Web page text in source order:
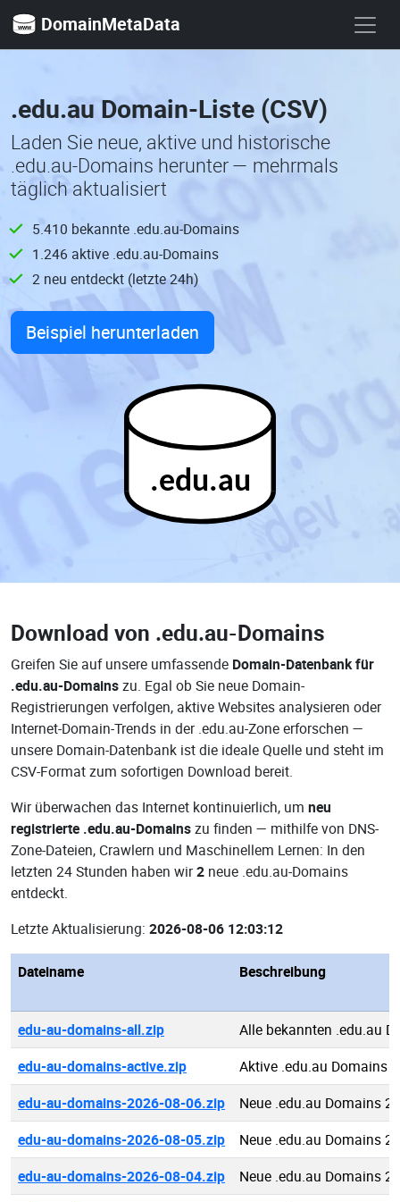
DomainMetaData
.edu.au Domain-Liste (CSV)
Laden Sie neue, aktive und historische
.edu.au-Domains herunter — mehrmals
täglich aktualisiert
5.410 bekannte .edu.au-Domains
1.246 aktive .edu.au-Domains
2 neu entdeckt (letzte 24h)
Beispiel herunterladen
.edu.au
Download von .edu.au-Domains
Greifen Sie auf unsere umfassende Domain-Datenbank für
.edu.au-Domainszu. Egal ob Sie neue Domain-
Registrierungen verfolgen, aktive Websites analysieren oder
Internet-Domain-Trends in der .edu.au-Zone erforschen —
unsere Domain-Datenbank ist die ideale Quelle und steht im
CSV-Format zum sofortigen Download bereit.
Wir überwachen das Internet kontinuierlich, um neu
registrierte .edu.au-Domainszu finden — mithilfe von DNS-
Zone-Dateien, Crawlern und Maschinellem Lernen: In den
letzten 24 Stunden haben wir2 neue .edu.au-Domains
entdeckt.
Letzte Aktualisierung: 2026-08-06 12:03:12
Dateiname Beschreibung
edu-au-domains-all.zip
Alle bekannten .edu.au
edu-au-domains-active.zip
Aktive .edu.au Domains
edu-au-domains-2026-08-06.zip
Neue .edu.au Domains
edu-au-domains-2026-08-05.zip
Neue .edu.au Domains
edu-au-domains-2026-08-04.zip
Neue .edu.au Domains